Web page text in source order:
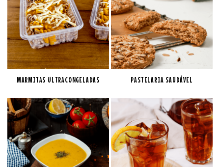
MARMITAS ULTRACONGELADAS PASTELARIA SAUDÁVEL